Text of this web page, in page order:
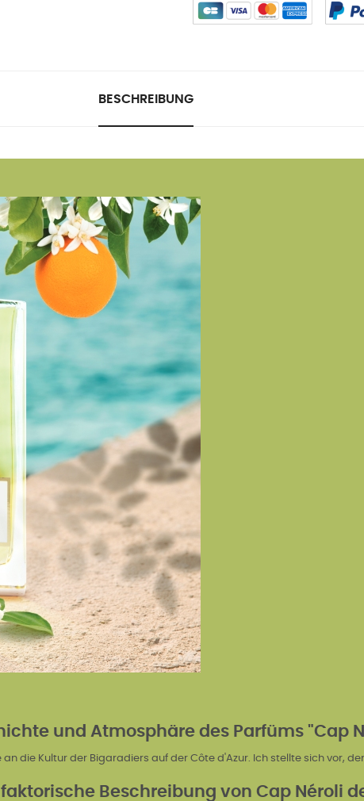
BESCHREIBUNG
und Atmosphäre des Parfüms "Cap
die Kultur der Bigaradiers auf der Côte d'Azur. Ich stellte sich vor,
Beschreibung von Cap Néroli